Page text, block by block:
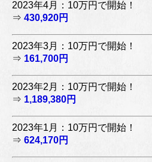
2023年4月：10万円で開始！
⇒ 430,920円
2023年3月：10万円で開始！
⇒ 161,700円
2023年2月：10万円で開始！
⇒ 1,189,380円
2023年1月：10万円で開始！
⇒ 624,170円